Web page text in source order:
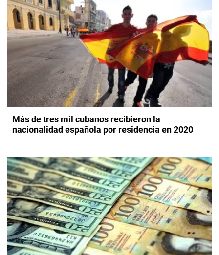
Más de tres mil cubanos recibieron la
nacionalidad española por residencia en 2020